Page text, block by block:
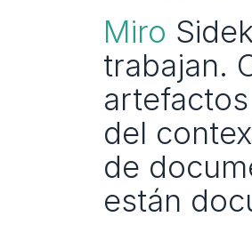
Miro
trabajan.
del
de
están